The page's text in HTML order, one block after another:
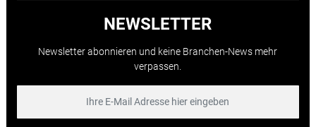
NEWSLETTER
Newsletter abonnieren und keine Branchen-News mehr
verpassen.